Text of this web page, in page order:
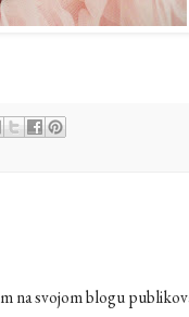
na svojom blogu